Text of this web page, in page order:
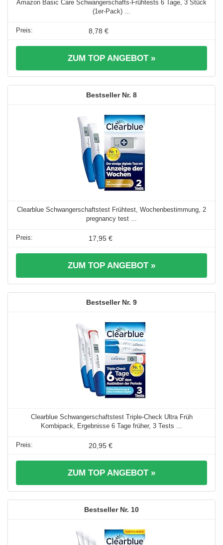
Amazon Basic Care Schwangerschafts-Frühtests 6 Tage, 3 Stück
(1er-Pack) ...
8,78 €
ZUM TOP ANGEBOT »
8
Clearblue Schwangerschaftstest Frühtest, Wochenbestimmung, 2
pregnancy test ...
17,95 €
ZUM TOP ANGEBOT »
9
Clearblue Schwangerschaftstest Triple-Check Ultra Früh
Kombipack, Ergebnisse 6 Tage früher, 3 Tests ...
20,95 €
ZUM TOP ANGEBOT »
10